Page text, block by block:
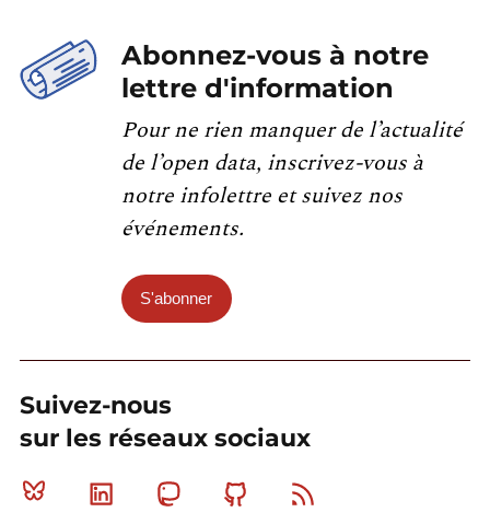
Abonnez-vous à notre
lettre d'information
Pour ne rien manquer de l’actualité
de l’open data, inscrivez-vous à
notre infolettre et suivez nos
événements.
S'abonner
Suivez-nous
sur les réseaux sociaux
Bluesky Linkedin MastodonGithub